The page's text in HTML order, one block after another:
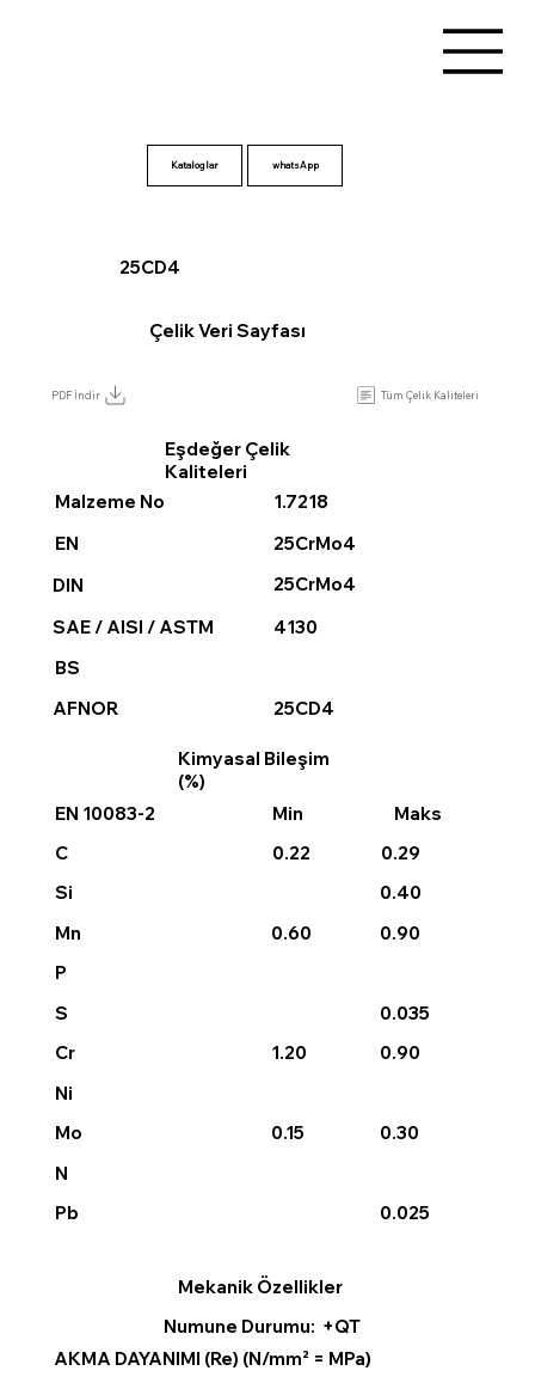
Kataloglar whatsApp
PDF İndir Tüm Çelik Kaliteleri
25CD4
Çelik Veri Sayfası
EN
25CrMo4
DIN
25CrMo4
SAE / AISI / ASTM
4130
BS
AFNOR
25CD4
Eşdeğer Çelik
Kaliteleri
Malzeme No
1.7218
Kimyasal Bileşim
(%)
EN 10083-2
C
Si
Mn
P
S
Cr
Ni
Mo
N
Pb
Min
0.22
0.60
0.90
0.15
Maks
0.29
0.40
0.90
0.025
0.035
1.20
0.30
AKMA DAYANIMI (Re) (N/mm² = MPa)
Numune Durumu: +QT
Mekanik Özellikler